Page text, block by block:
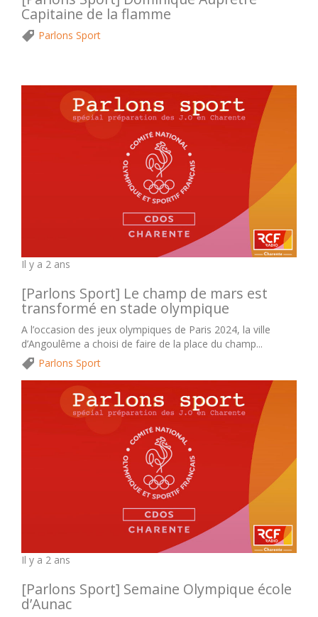
Capitaine de la flamme
Parlons Sport
Il y a 2 ans
[Parlons Sport] Le champ de mars est
transformé en stade olympique
A l’occasion des jeux olympiques de Paris 2024, la ville
d’Angoulême a choisi de faire de la place du champ...
Parlons Sport
Il y a 2 ans
[Parlons Sport] Semaine Olympique école
d’Aunac